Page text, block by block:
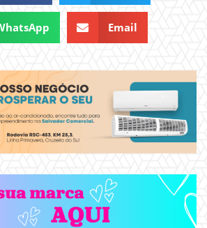
Email